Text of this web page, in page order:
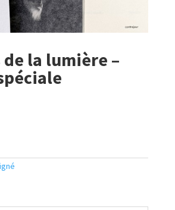
de la lumière –